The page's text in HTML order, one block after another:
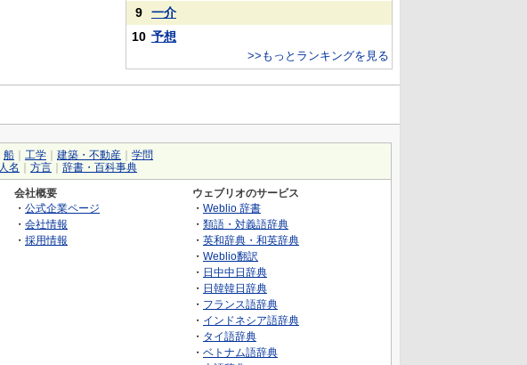
9
一介
10 予想
>>もっとランキングを見る
船 工学 建築・不動産
学問
人名 方言 辞書・百科事典
会社概要
・ 公式企業ページ
・ 会社情報
・ 採用情報
ウェブリオのサービス
・ Weblio 辞書
・ 類語・対義語辞典
・ 英和辞典・和英辞典
・ Weblio翻訳
・ 日中中日辞典
・ 日韓韓日辞典
・ フランス語辞典
・ インドネシア語辞典
・ タイ語辞典
・ ベトナム語辞典